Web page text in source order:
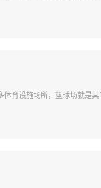
育设施场所，篮球场就是